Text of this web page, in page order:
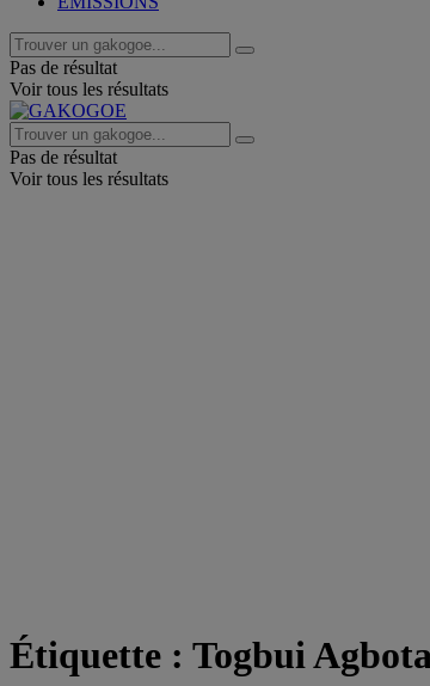
Pas de résultat
Voir tous les résultats
Pas de résultat
Voir tous les résultats
Étiquette : Togbui